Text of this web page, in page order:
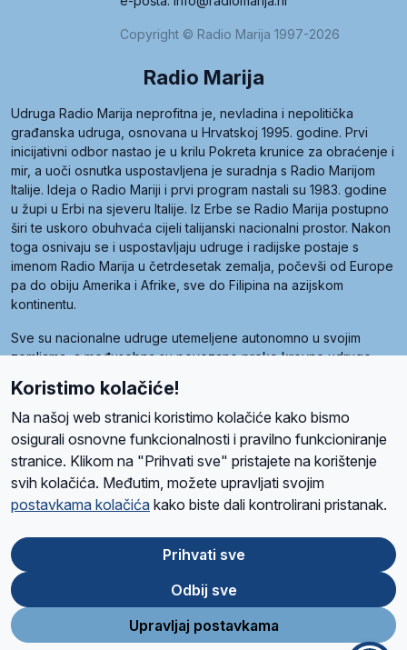
Copyright © Radio Marija 1997-2026
Radio Marija
Udruga Radio Marija neprofitna je, nevladina i nepolitička
građanska udruga, osnovana u Hrvatskoj 1995. godine. Prvi
inicijativni odbor nastao je u krilu Pokreta krunice za obraćenje i
mir, a uoči osnutka uspostavljena je suradnja s Radio Marijom
Italije. Ideja o Radio Mariji i prvi program nastali su 1983. godine
u župi u Erbi na sjeveru Italije. Iz Erbe se Radio Marija postupno
širi te uskoro obuhvaća cijeli talijanski nacionalni prostor. Nakon
toga osnivaju se i uspostavljaju udruge i radijske postaje s
imenom Radio Marija u četrdesetak zemalja, počevši od Europe
pa do obiju Amerika i Afrike, sve do Filipina na azijskom
kontinentu.
Sve su nacionalne udruge utemeljene autonomno u svojim
zemljama, a međusobna su povezane preko krovne udruge
Radio Maria). Svjetsku obitelj utemeljilo je sedam članica, među
kojima je i hrvatska Udruga Radio Marija.
O namaRadio ProgramVolonteriPrijateljiKontaktPravila privatnosti
Ova stranica je zaštićena Google reCAPTCHA sustavom
Store
Google
Play
Koristimo kolačiće!
Na našoj web stranici koristimo kolačiće kako bismo
osigurali osnovne funkcionalnosti i pravilno funkcioniranje
stranice. Klikom na "Prihvati sve" pristajete na korištenje
svih kolačića. Međutim, možete upravljati svojim
postavkama kolačića kako biste dali kontrolirani pristanak.
Prihvati sve
Odbij sve
Upravljaj postavkama